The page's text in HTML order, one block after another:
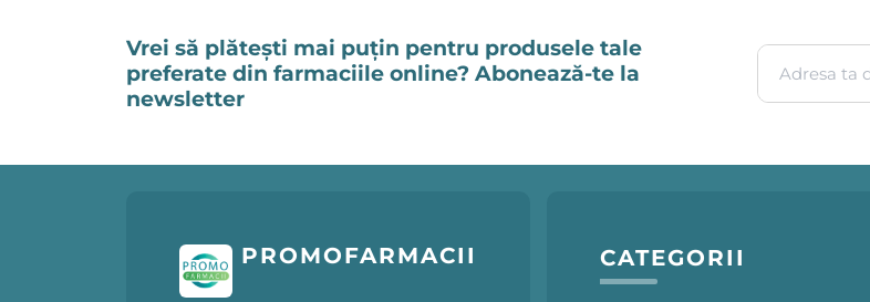
Vrei să plătești mai puțin pentru produsele tale
preferate din farmaciile online? Abonează-te la
newsletter
Adresa ta de
PROMOFARMACII CATEGORII